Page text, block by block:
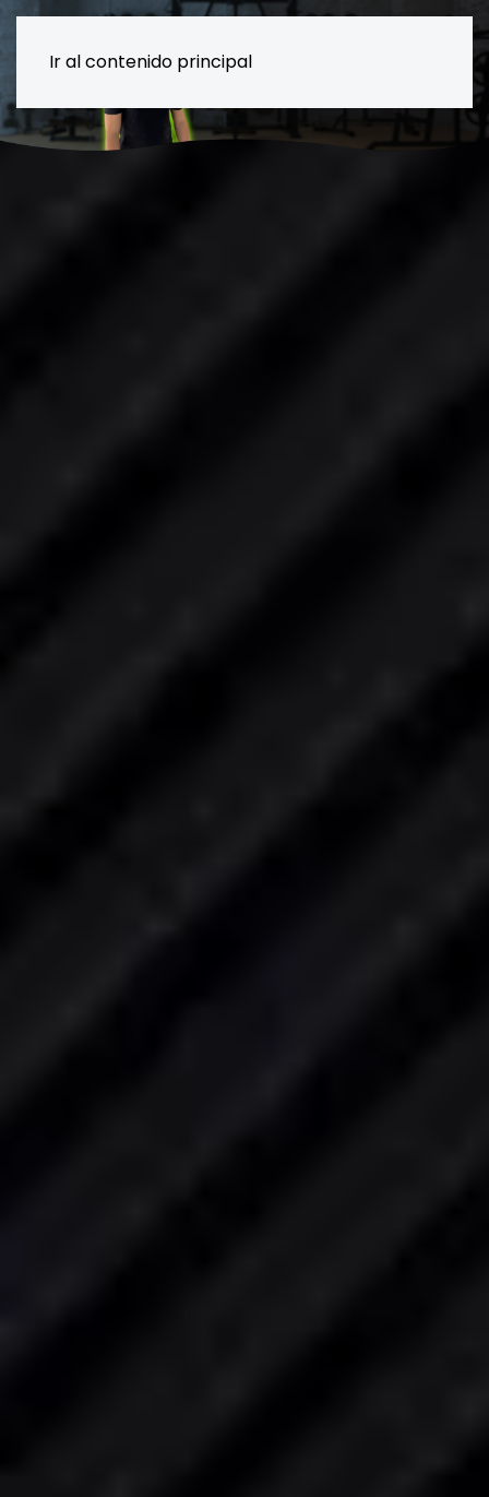
Ir al contenido principal